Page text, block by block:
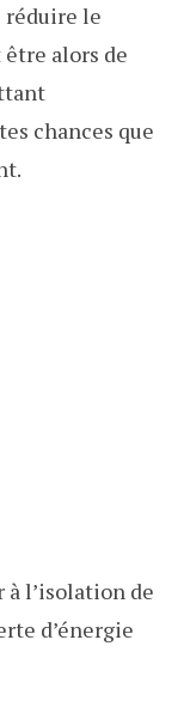
réduire le
alors de
chances que
l’isolation de
d’énergie